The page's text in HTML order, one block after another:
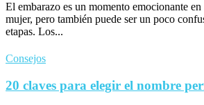
El embarazo es un momento emocionante
mujer, pero también puede ser un poco
etapas. Los...
Consejos
20 claves para elegir el nombre